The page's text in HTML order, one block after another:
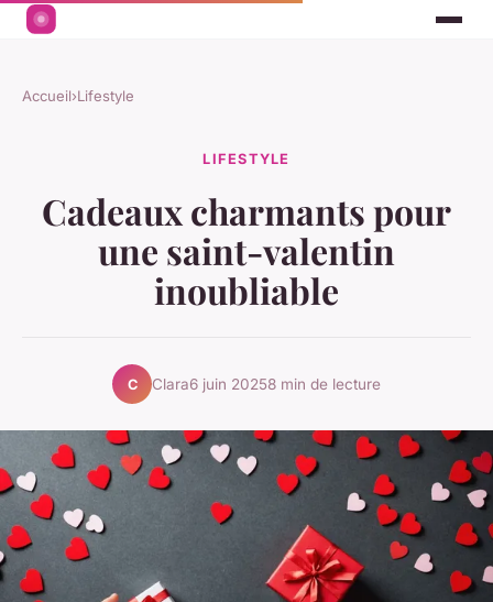
Accueil›Lifestyle
LIFESTYLE
Cadeaux charmants pour
une saint-valentin
inoubliable
C Clara6 juin 20258 min de lecture